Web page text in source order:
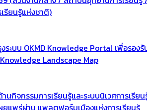
ยนรู้แห่งชาติ)
ะบบ OKMD Knowledge Portal เพื่อรองรั
Landscape Map
นกิจกรรมการเรียนรู้และระบบนิเวศการเรียน
แพร่ผ่าน แพลตฟอร์มเมืองแห่งการเรียนรู้